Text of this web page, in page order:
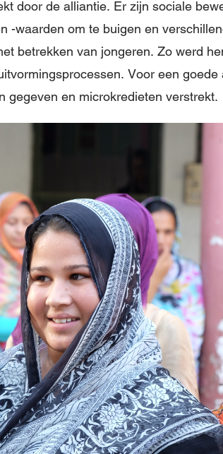
door de alliantie. Er zijn sociale
-waarden om te buigen en
betrekken van jongeren. Zo werd
Voor een goede
gegeven en microkredieten verstrekt.